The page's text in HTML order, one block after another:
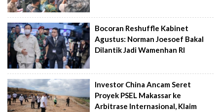
Bocoran Reshuffle Kabinet
Agustus: Norman Joesoef Bakal
Dilantik Jadi Wamenhan RI
Investor China Ancam Seret
Proyek PSEL Makassar ke
Arbitrase Internasional, Klaim